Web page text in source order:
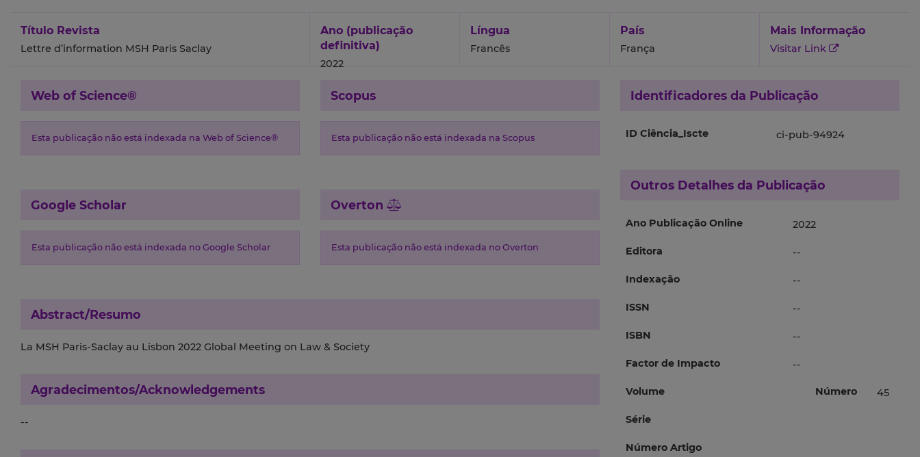
Título Revista
Lettre d’information MSH Paris Saclay
Ano (publicação
definitiva)
2022
Língua
Francês
País
França
Mais Informação
Visitar Link
Web of Science®
Esta publicação não está indexada na Web of Science®
Scopus
Esta publicação não está indexada na Scopus
Google Scholar
Esta publicação não está indexada no Google Scholar
Overton
Esta publicação não está indexada no Overton
Abstract/Resumo
La MSH Paris‐Saclay au Lisbon 2022 Global Meeting on Law & Society
Agradecimentos/Acknowledgements
--
Identificadores da Publicação
ID Ciência_Iscte ci-pub-94924
Outros Detalhes da Publicação
Ano Publicação Online 2022
Editora --
Indexação --
ISSN --
ISBN --
Factor de Impacto --
Volume Número 45
Série
Número Artigo